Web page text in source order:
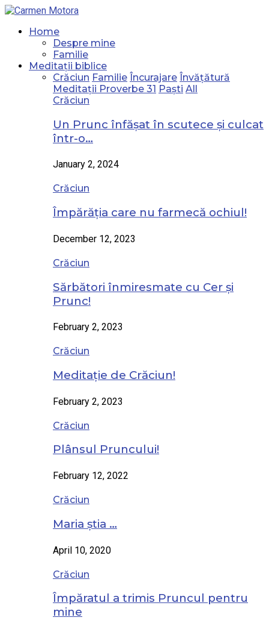
Home
Despre mine
Familie
Meditații biblice
Crăciun Familie Încurajare Învățătură
Meditații Proverbe 31 Paști All
Crăciun
Un Prunc înfășat în scutece și culcat
într-o…
January 2, 2024
Crăciun
Împărăția care nu farmecă ochiul!
December 12, 2023
Crăciun
Sărbători înmiresmate cu Cer și
Prunc!
February 2, 2023
Crăciun
Meditație de Crăciun!
February 2, 2023
Crăciun
Plânsul Pruncului!
February 12, 2022
Crăciun
Maria știa …
April 10, 2020
Crăciun
Împăratul a trimis Pruncul pentru
mine